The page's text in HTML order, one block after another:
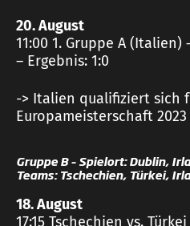
20. August
11:00 1. Gruppe A (Italien)
– Ergebnis: 1:0
-> Italien qualifiziert sich
Europameisterschaft 2023
Gruppe B – Spielort: Dublin,
Teams: Tschechien, Türkei,
18. August
17:15 Tschechien vs.